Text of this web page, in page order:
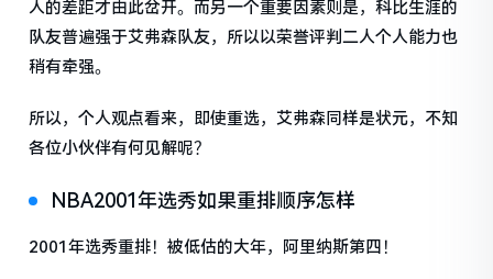
人的差距才由此岔开。而另一个重要因素则是，科比生涯的
队友普遍强于艾弗森队友，所以以荣誉评判二人个人能力也
稍有牵强。
所以，个人观点看来，即使重选，艾弗森同样是状元，不知
各位小伙伴有何见解呢？
NBA2001年选秀如果重排顺序怎样
2001年选秀重排！被低估的大年，阿里纳斯第四！